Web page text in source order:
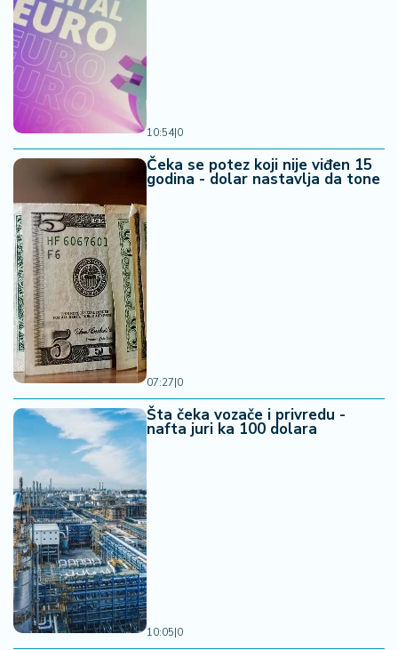
10:54|0
Čeka se potez koji nije viđen 15
godina - dolar nastavlja da tone
07:27|0
Šta čeka vozače i privredu -
nafta juri ka 100 dolara
10:05|0